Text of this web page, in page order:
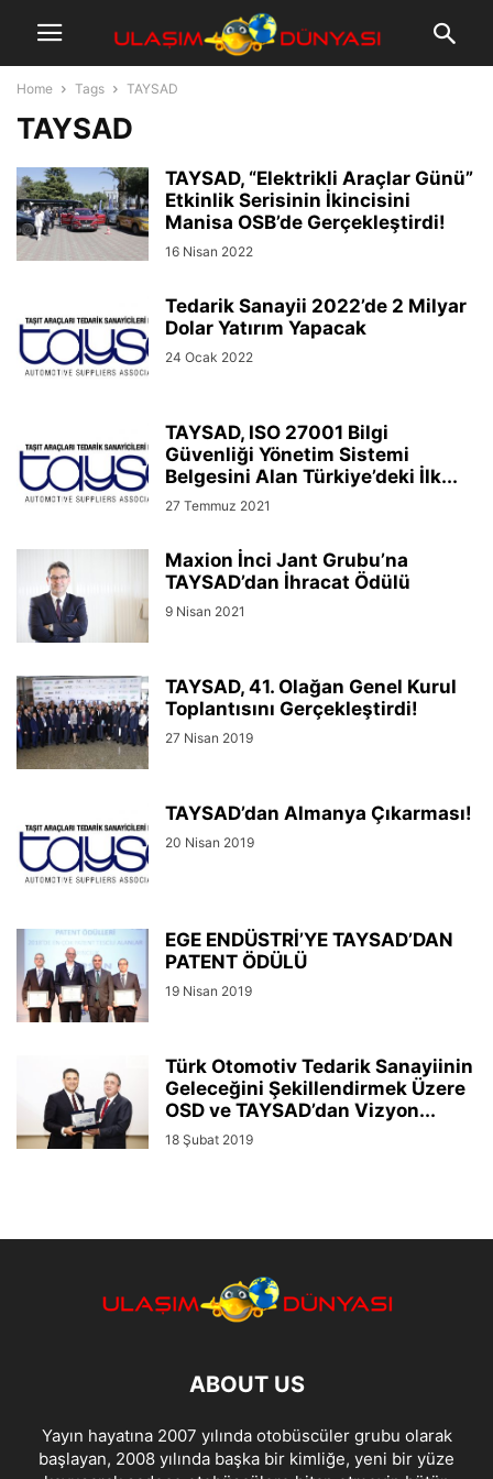
Home Tags TAYSAD
TAYSAD
TAYSAD, “Elektrikli Araçlar Günü”
Etkinlik Serisinin İkincisini
Manisa OSB’de Gerçekleştirdi!
16 Nisan 2022
Tedarik Sanayii 2022’de 2 Milyar
Dolar Yatırım Yapacak
24 Ocak 2022
TAYSAD, ISO 27001 Bilgi
Güvenliği Yönetim Sistemi
Belgesini Alan Türkiye’deki İlk...
27 Temmuz 2021
Maxion İnci Jant Grubu’na
TAYSAD’dan İhracat Ödülü
9 Nisan 2021
TAYSAD, 41. Olağan Genel Kurul
Toplantısını Gerçekleştirdi!
27 Nisan 2019
TAYSAD’dan Almanya Çıkarması!
20 Nisan 2019
EGE ENDÜSTRİ’YE TAYSAD’DAN
PATENT ÖDÜLÜ
19 Nisan 2019
Türk Otomotiv Tedarik Sanayiinin
Geleceğini Şekillendirmek Üzere
OSD ve TAYSAD’dan Vizyon...
18 Şubat 2019
ABOUT US
Yayın hayatına 2007 yılında otobüscüler grubu olarak
başlayan, 2008 yılında başka bir kimliğe, yeni bir yüze